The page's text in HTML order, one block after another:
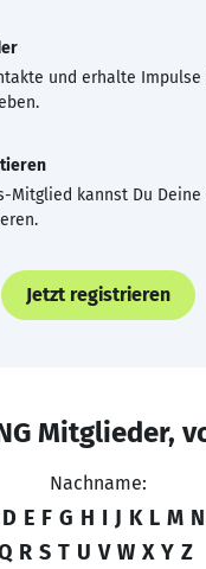
und erhalte
Mitglied kannst Du Deine
Jetzt registrieren
Mitglieder,
Nachname:
D E F G H I J K L M N
R S T U V W X Y Z